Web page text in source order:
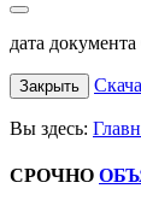
дата
Закрыть
Вы здесь:
СРОЧНО